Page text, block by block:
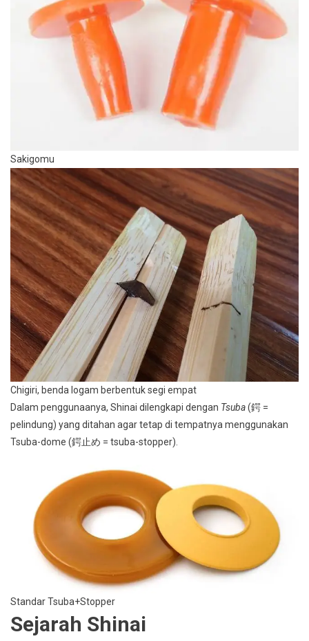
Sakigomu
Chigiri, benda logam berbentuk segi empat
Dalam penggunaanya, Shinai dilengkapi dengan Tsuba(鍔 =
pelindung) yang ditahan agar tetap di tempatnya menggunakan
Tsuba-dome (鍔止め = tsuba-stopper).
Standar Tsuba+Stopper
Sejarah Shinai